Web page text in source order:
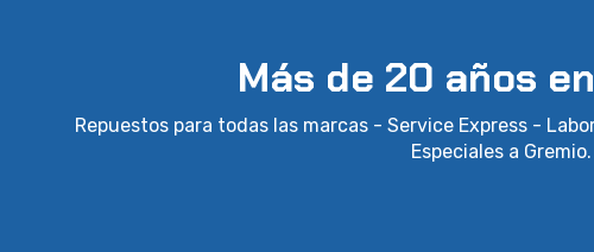
Más de 20 años
Repuestos para todas las marcas - Service Express -
Especiales a Gremio.